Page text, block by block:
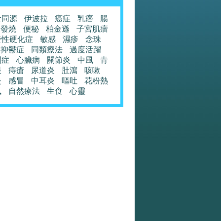
源 伊波拉 癌症 乳癌
腸
發燒
便秘 柏金遜
子宮肌瘤
硬化症
敏感 濕疹
念珠
抑鬱症
同類療法
過度活躍
心臟病 關節炎 中風
青
痔瘡 尿道炎 肚瀉
咳嗽
感冒 中耳炎 嘔吐
花粉熱
自然療法 生食 心靈